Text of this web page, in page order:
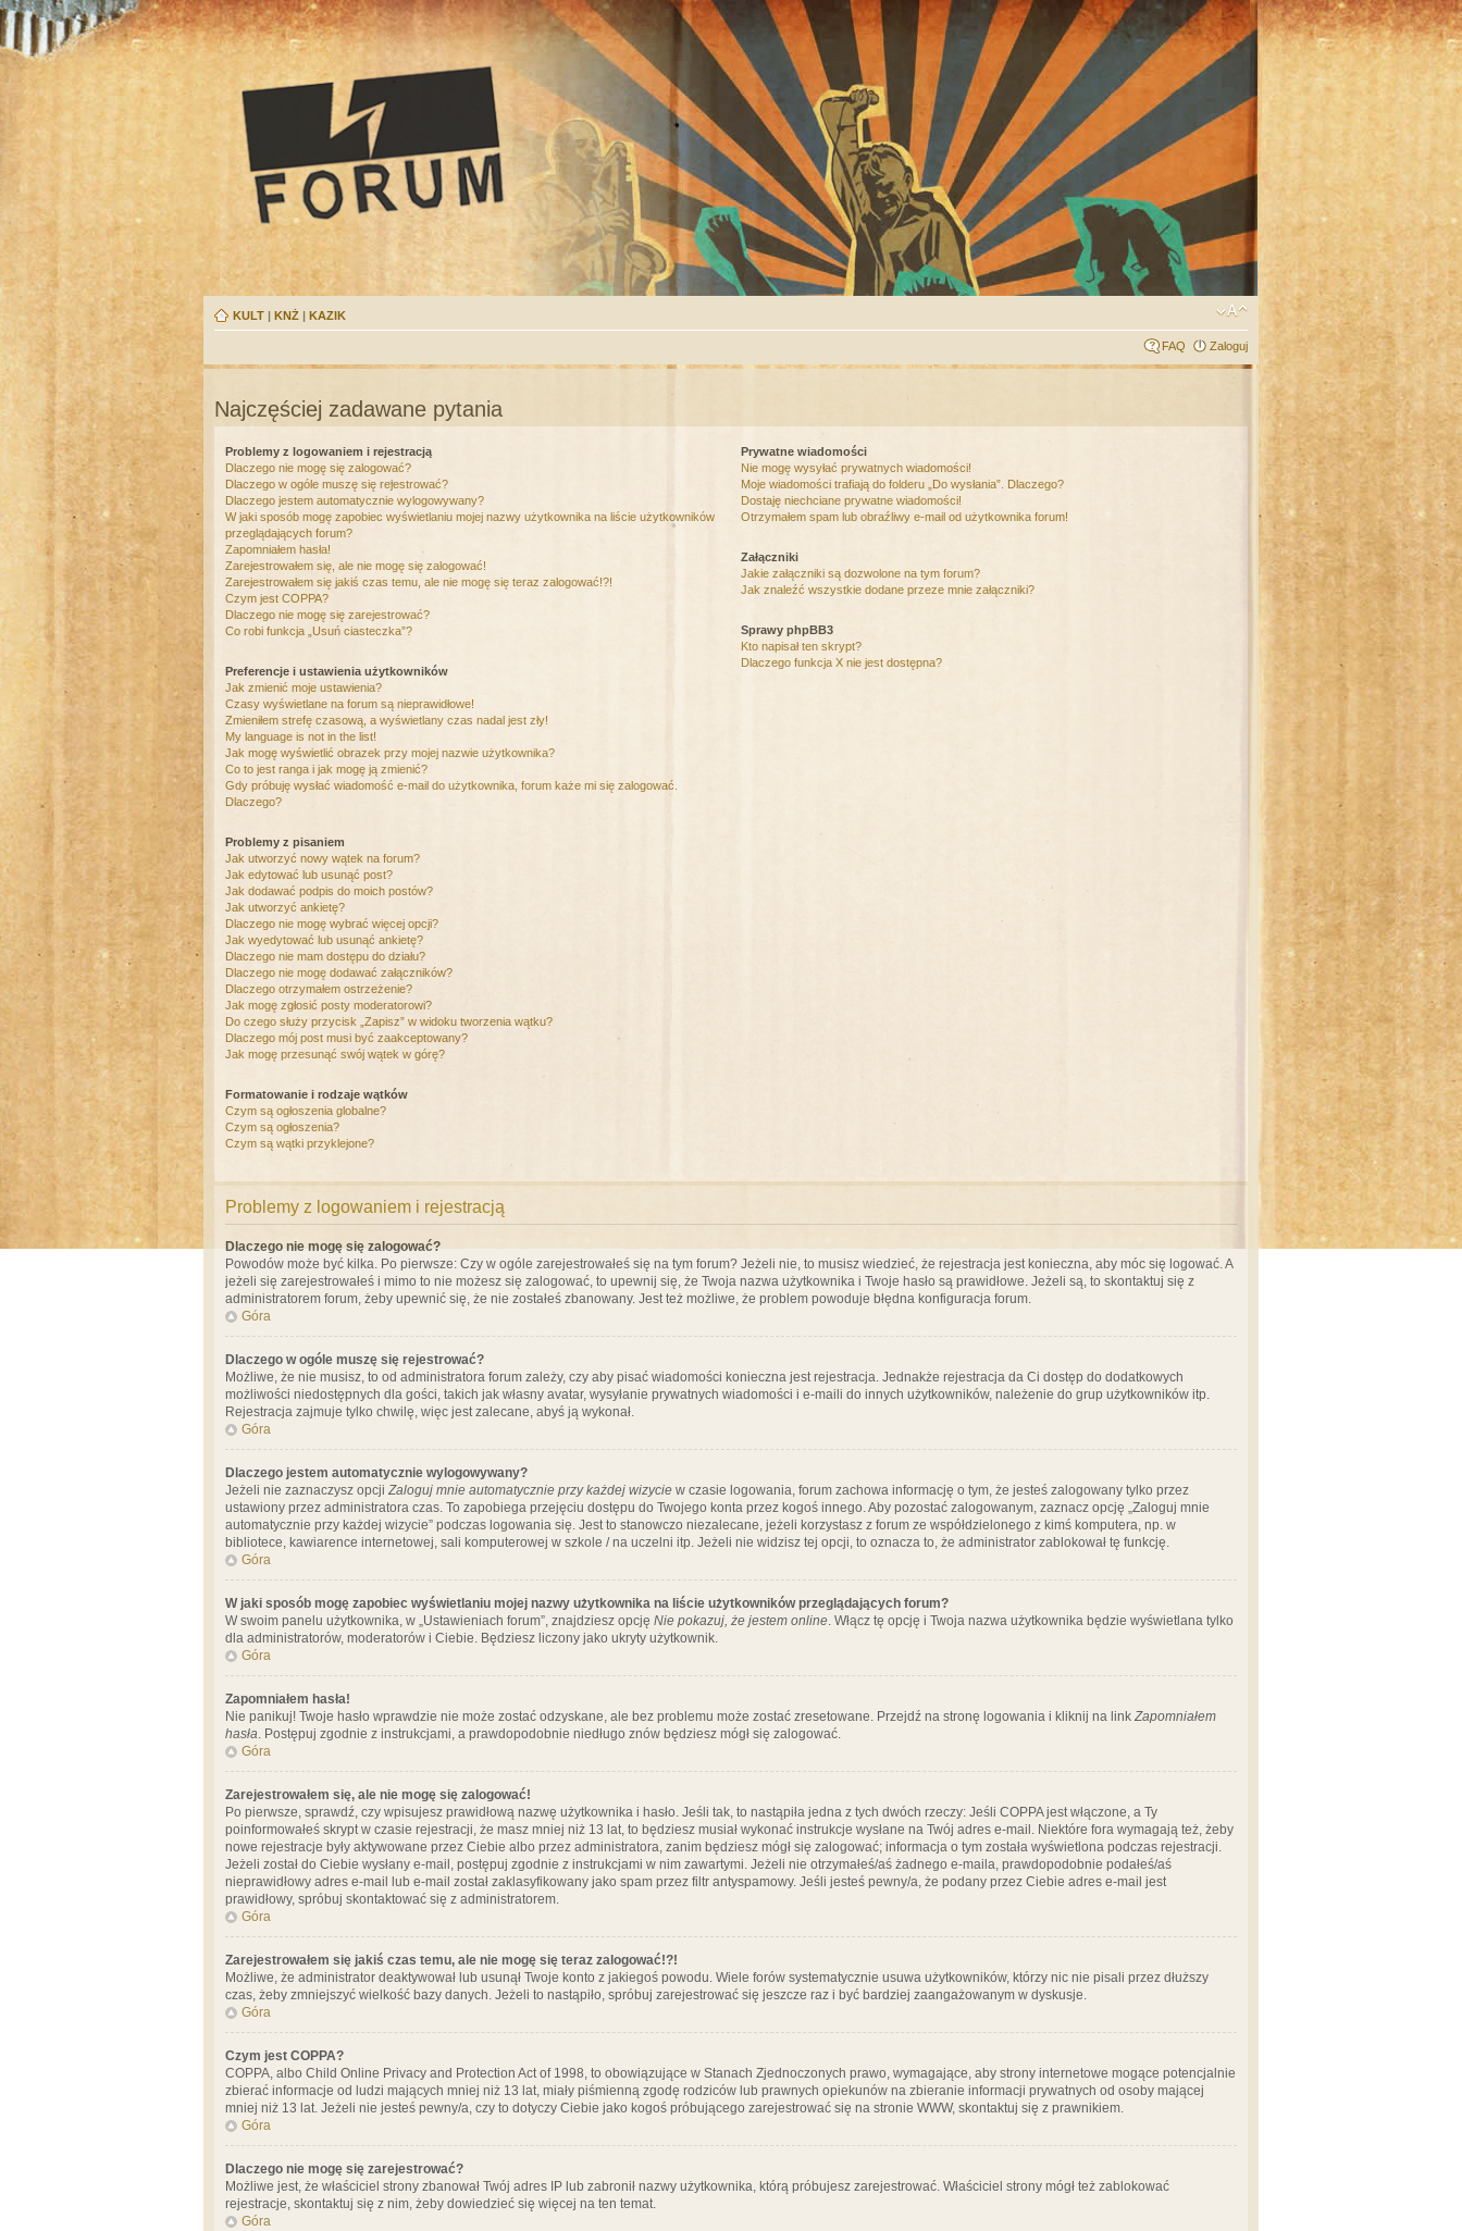
KULT | KNŻ | KAZIK
FAQ Zaloguj
Najczęściej zadawane pytania
Problemy z logowaniem i rejestracją
Dlaczego nie mogę się zalogować?
Dlaczego w ogóle muszę się rejestrować?
Dlaczego jestem automatycznie wylogowywany?
W jaki sposób mogę zapobiec wyświetlaniu mojej nazwy użytkownika na liście użytkowników
przeglądających forum?
Zapomniałem hasła!
Zarejestrowałem się, ale nie mogę się zalogować!
Zarejestrowałem się jakiś czas temu, ale nie mogę się teraz zalogować!?!
Czym jest COPPA?
Dlaczego nie mogę się zarejestrować?
Co robi funkcja „Usuń ciasteczka”?
Preferencje i ustawienia użytkowników
Jak zmienić moje ustawienia?
Czasy wyświetlane na forum są nieprawidłowe!
Zmieniłem strefę czasową, a wyświetlany czas nadal jest zły!
My language is not in the list!
Jak mogę wyświetlić obrazek przy mojej nazwie użytkownika?
Co to jest ranga i jak mogę ją zmienić?
Gdy próbuję wysłać wiadomość e-mail do użytkownika, forum każe mi się zalogować.
Dlaczego?
Problemy z pisaniem
Jak utworzyć nowy wątek na forum?
Jak edytować lub usunąć post?
Jak dodawać podpis do moich postów?
Jak utworzyć ankietę?
Dlaczego nie mogę wybrać więcej opcji?
Jak wyedytować lub usunąć ankietę?
Dlaczego nie mam dostępu do działu?
Dlaczego nie mogę dodawać załączników?
Dlaczego otrzymałem ostrzeżenie?
Jak mogę zgłosić posty moderatorowi?
Do czego służy przycisk „Zapisz” w widoku tworzenia wątku?
Dlaczego mój post musi być zaakceptowany?
Jak mogę przesunąć swój wątek w górę?
Formatowanie i rodzaje wątków
Czym są ogłoszenia globalne?
Czym są ogłoszenia?
Czym są wątki przyklejone?
Prywatne wiadomości
Nie mogę wysyłać prywatnych wiadomości!
Moje wiadomości trafiają do folderu „Do wysłania”. Dlaczego?
Dostaję niechciane prywatne wiadomości!
Otrzymałem spam lub obraźliwy e-mail od użytkownika forum!
Załączniki
Jakie załączniki są dozwolone na tym forum?
Jak znaleźć wszystkie dodane przeze mnie załączniki?
Sprawy phpBB3
Kto napisał ten skrypt?
Dlaczego funkcja X nie jest dostępna?
Problemy z logowaniem i rejestracją
Dlaczego nie mogę się zalogować?
Powodów może być kilka. Po pierwsze: Czy w ogóle zarejestrowałeś się na tym forum? Jeżeli nie, to musisz wiedzieć, że rejestracja jest konieczna, aby móc się logować. A
jeżeli się zarejestrowałeś i mimo to nie możesz się zalogować, to upewnij się, że Twoja nazwa użytkownika i Twoje hasło są prawidłowe. Jeżeli są, to skontaktuj się z
administratorem forum, żeby upewnić się, że nie zostałeś zbanowany. Jest też możliwe, że problem powoduje błędna konfiguracja forum.
Góra
Dlaczego w ogóle muszę się rejestrować?
Możliwe, że nie musisz, to od administratora forum zależy, czy aby pisać wiadomości konieczna jest rejestracja. Jednakże rejestracja da Ci dostęp do dodatkowych
możliwości niedostępnych dla gości, takich jak własny avatar, wysyłanie prywatnych wiadomości i e-maili do innych użytkowników, należenie do grup użytkowników itp.
Rejestracja zajmuje tylko chwilę, więc jest zalecane, abyś ją wykonał.
Góra
Dlaczego jestem automatycznie wylogowywany?
Jeżeli nie zaznaczysz opcji Zaloguj mnie automatycznie przy każdej wizycie w czasie logowania, forum zachowa informację o tym, że jesteś zalogowany tylko przez
ustawiony przez administratora czas. To zapobiega przejęciu dostępu do Twojego konta przez kogoś innego. Aby pozostać zalogowanym, zaznacz opcję „Zaloguj mnie
automatycznie przy każdej wizycie” podczas logowania się. Jest to stanowczo niezalecane, jeżeli korzystasz z forum ze współdzielonego z kimś komputera, np. w
bibliotece, kawiarence internetowej, sali komputerowej w szkole / na uczelni itp. Jeżeli nie widzisz tej opcji, to oznacza to, że administrator zablokował tę funkcję.
Góra
W jaki sposób mogę zapobiec wyświetlaniu mojej nazwy użytkownika na liście użytkowników przeglądających forum?
W swoim panelu użytkownika, w „Ustawieniach forum”, znajdziesz opcję Nie pokazuj, że jestem online. Włącz tę opcję i Twoja nazwa użytkownika będzie wyświetlana tylko
dla administratorów, moderatorów i Ciebie. Będziesz liczony jako ukryty użytkownik.
Góra
Zapomniałem hasła!
Nie panikuj! Twoje hasło wprawdzie nie może zostać odzyskane, ale bez problemu może zostać zresetowane. Przejdź na stronę logowania i kliknij na link Zapomniałem
hasła. Postępuj zgodnie z instrukcjami, a prawdopodobnie niedługo znów będziesz mógł się zalogować.
Góra
Zarejestrowałem się, ale nie mogę się zalogować!
Po pierwsze, sprawdź, czy wpisujesz prawidłową nazwę użytkownika i hasło. Jeśli tak, to nastąpiła jedna z tych dwóch rzeczy: Jeśli COPPA jest włączone, a Ty
poinformowałeś skrypt w czasie rejestracji, że masz mniej niż 13 lat, to będziesz musiał wykonać instrukcje wysłane na Twój adres e-mail. Niektóre fora wymagają też, żeby
nowe rejestracje były aktywowane przez Ciebie albo przez administratora, zanim będziesz mógł się zalogować; informacja o tym została wyświetlona podczas rejestracji.
Jeżeli został do Ciebie wysłany e-mail, postępuj zgodnie z instrukcjami w nim zawartymi. Jeżeli nie otrzymałeś/aś żadnego e-maila, prawdopodobnie podałeś/aś
nieprawidłowy adres e-mail lub e-mail został zaklasyfikowany jako spam przez filtr antyspamowy. Jeśli jesteś pewny/a, że podany przez Ciebie adres e-mail jest
prawidłowy, spróbuj skontaktować się z administratorem.
Góra
Zarejestrowałem się jakiś czas temu, ale nie mogę się teraz zalogować!?!
Możliwe, że administrator deaktywował lub usunął Twoje konto z jakiegoś powodu. Wiele forów systematycznie usuwa użytkowników, którzy nic nie pisali przez dłuższy
czas, żeby zmniejszyć wielkość bazy danych. Jeżeli to nastąpiło, spróbuj zarejestrować się jeszcze raz i być bardziej zaangażowanym w dyskusje.
Góra
Czym jest COPPA?
COPPA, albo Child Online Privacy and Protection Act of 1998, to obowiązujące w Stanach Zjednoczonych prawo, wymagające, aby strony internetowe mogące potencjalnie
zbierać informacje od ludzi mających mniej niż 13 lat, miały piśmienną zgodę rodziców lub prawnych opiekunów na zbieranie informacji prywatnych od osoby mającej
mniej niż 13 lat. Jeżeli nie jesteś pewny/a, czy to dotyczy Ciebie jako kogoś próbującego zarejestrować się na stronie WWW, skontaktuj się z prawnikiem.
Góra
Dlaczego nie mogę się zarejestrować?
Możliwe jest, że właściciel strony zbanował Twój adres IP lub zabronił nazwy użytkownika, którą próbujesz zarejestrować. Właściciel strony mógł też zablokować
rejestracje, skontaktuj się z nim, żeby dowiedzieć się więcej na ten temat.
Góra